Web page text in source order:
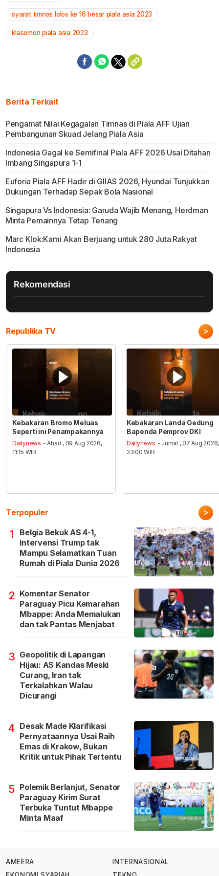
syarat timnas lolos ke 16 besar piala asia 2023
klasemen piala asia 2023
Berita Terkait
Pengamat Nilai Kegagalan Timnas di Piala AFF Ujian
Pembangunan Skuad Jelang Piala Asia
Indonesia Gagal ke Semifinal Piala AFF 2026 Usai Ditahan
Imbang Singapura 1-1
Euforia Piala AFF Hadir di GIIAS 2026, Hyundai Tunjukkan
Dukungan Terhadap Sepak Bola Nasional
Singapura Vs Indonesia: Garuda Wajib Menang, Herdman
Minta Pemainnya Tetap Tenang
Marc Klok:Kami Akan Berjuang untuk 280 Juta Rakyat
Indonesia
Rekomendasi
Republika TV >
Kebakaran Bromo Meluas
Seperti ini Penampakannya
Dailynews - Ahad , 09 Aug 2026,
11:15 WIB
Kebakaran Landa Gedung
Bapenda Pemprov DKI
Dailynews - Jumat , 07 Aug 2026,
23:00 WIB
Terpopuler >
1
Belgia Bekuk AS 4-1,
Intervensi Trump tak
Mampu Selamatkan Tuan
Rumah di Piala Dunia 2026
2 Komentar Senator
Paraguay Picu Kemarahan
Mbappe: Anda Memalukan
dan tak Pantas Menjabat
3 Geopolitik di Lapangan
Hijau: AS Kandas Meski
Curang, Iran tak
Terkalahkan Walau
Dicurangi
4 Desak Made Klarifikasi
Pernyataannya Usai Raih
Emas di Krakow, Bukan
Kritik untuk Pihak Tertentu
5 Polemik Berlanjut, Senator
Paraguay Kirim Surat
Terbuka Tuntut Mbappe
Minta Maaf
AMEERA
INTERNASIONAL